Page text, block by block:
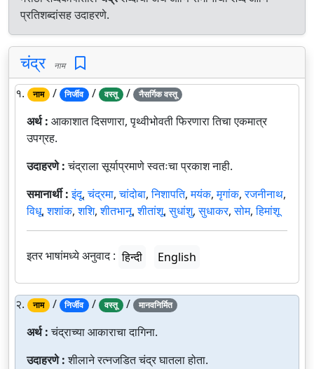
प्रतिशब्दांसह उदाहरणे.
चंद्र नाम
१. नाम / निर्जीव / वस्तू / नैसर्गिक वस्तू
अर्थ : आकाशात दिसणारा, पृथ्वीभोवती फिरणारा तिचा एकमात्र
उपग्रह.
उदाहरणे :चंद्राला सूर्याप्रमाणे स्वतःचा प्रकाश नाही.
समानार्थी :इंदू,चंद्रमा,चांदोबा,निशापति,मयंक,मृगांक,रजनीनाथ,
विधू,शशांक,शशि,शीतभानू,शीतांशू,सुधांशु,सुधाकर,सोम,हिमांशू
इतर भाषांमध्ये अनुवाद : हिन्दी English
२. नाम / निर्जीव / वस्तू / मानवनिर्मित
अर्थ :चंद्राच्या आकाराचा दागिना.
उदाहरणे :शीलाने रत्नजडित चंद्र घातला होता.